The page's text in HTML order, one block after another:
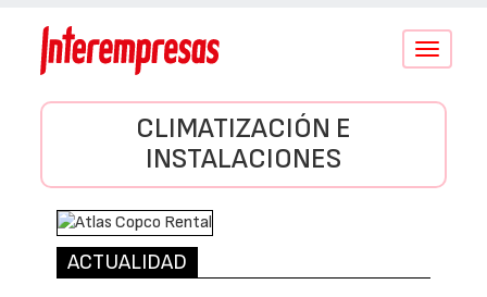
Conmutar
CLIMATIZACIÓN E
INSTALACIONES
ACTUALIDAD